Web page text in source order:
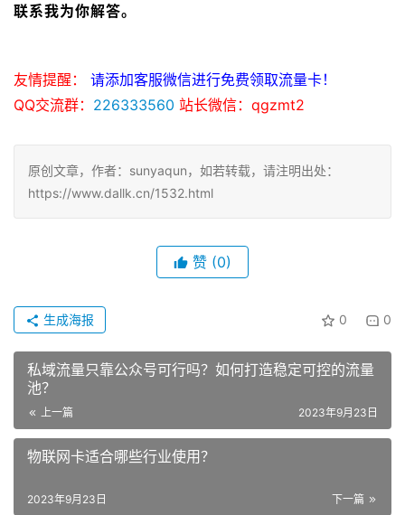
联系我为你解答。
友情提醒：
请添加客服微信进行免费领取流量卡！
QQ交流群： 226333560 站长微信：qgzmt2
原创文章，作者：sunyaqun，如若转载，请注明出处：
https://www.dallk.cn/1532.html
赞 (0)
0 0
生成海报
私域流量只靠公众号可行吗？如何打造稳定可控的流量
池？
上一篇 2023年9月23日
物联网卡适合哪些行业使用？
下一篇
2023年9月23日